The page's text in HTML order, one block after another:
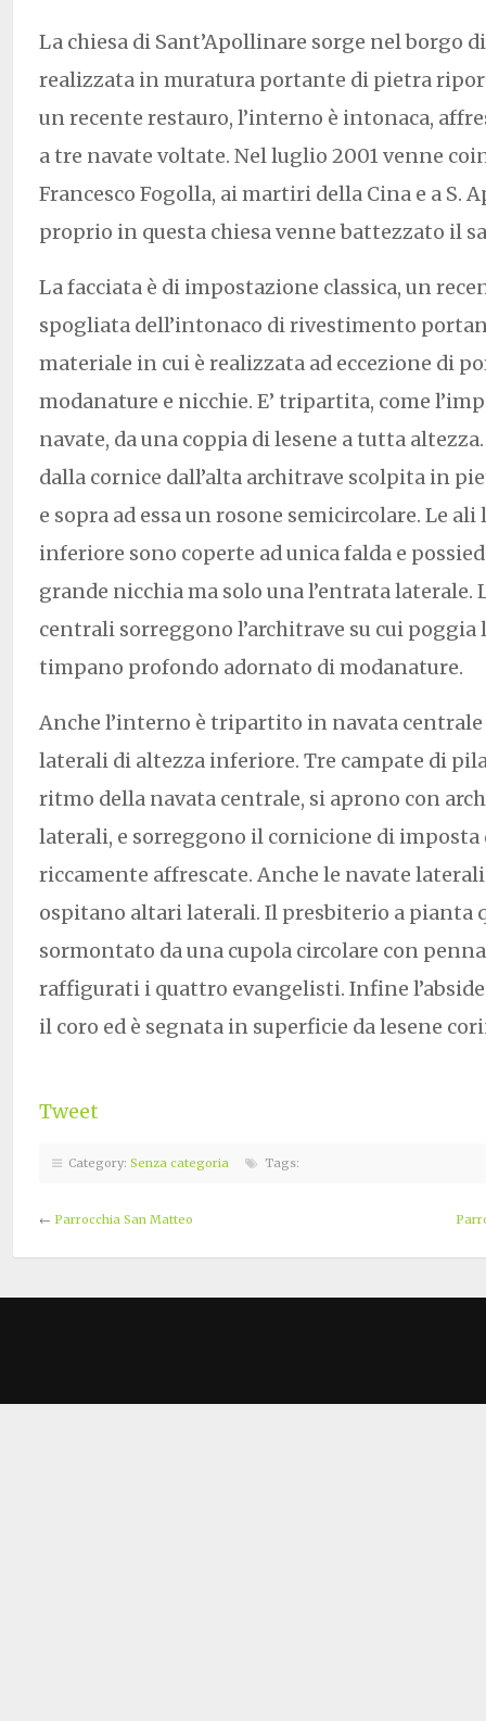
La chiesa di Sant’Apollinare sorge nel borgo
realizzata in muratura portante di pietra
un recente restauro, l’interno è intonaca,
a tre navate voltate. Nel luglio 2001 venne
Francesco Fogolla, ai martiri della Cina e a S.
proprio in questa chiesa venne battezzato il
La facciata è di impostazione classica, un
spogliata dell’intonaco di rivestimento
materiale in cui è realizzata ad eccezione di
modanature e nicchie. E’ tripartita, come
navate, da una coppia di lesene a tutta
dalla cornice dall’alta architrave scolpita in
e sopra ad essa un rosone semicircolare. Le
inferiore sono coperte ad unica falda e
grande nicchia ma solo una l’entrata laterale.
centrali sorreggono l’architrave su cui poggia
timpano profondo adornato di modanature.
Anche l’interno è tripartito in navata
laterali di altezza inferiore. Tre campate di
ritmo della navata centrale, si aprono con
laterali, e sorreggono il cornicione di imposta
riccamente affrescate. Anche le navate
ospitano altari laterali. Il presbiterio a pianta
sormontato da una cupola circolare con
raffigurati i quattro evangelisti. Infine
il coro ed è segnata in superficie da lesene
Tweet
Category: Senza categoria Tags:
← Parrocchia San Matteo